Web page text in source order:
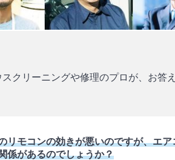
クリーニングや修理のプロが、お
リモコンの効きが悪いのですが、エ
係があるのでしょうか？